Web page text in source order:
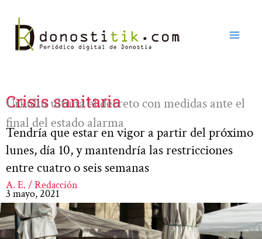
contenido
Crisis sanitaria
Urkullu ultima el decreto con medidas ante el
final del estado alarma
Tendría que estar en vigor a partir del próximo
lunes, día 10, y mantendría las restricciones
entre cuatro o seis semanas
A. E. / Redacción
3 mayo, 2021